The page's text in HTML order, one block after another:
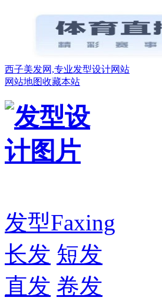
西子美发网,专业发型设计网站
网站地图收藏本站
发型Faxing
长发 短发
直发 卷发